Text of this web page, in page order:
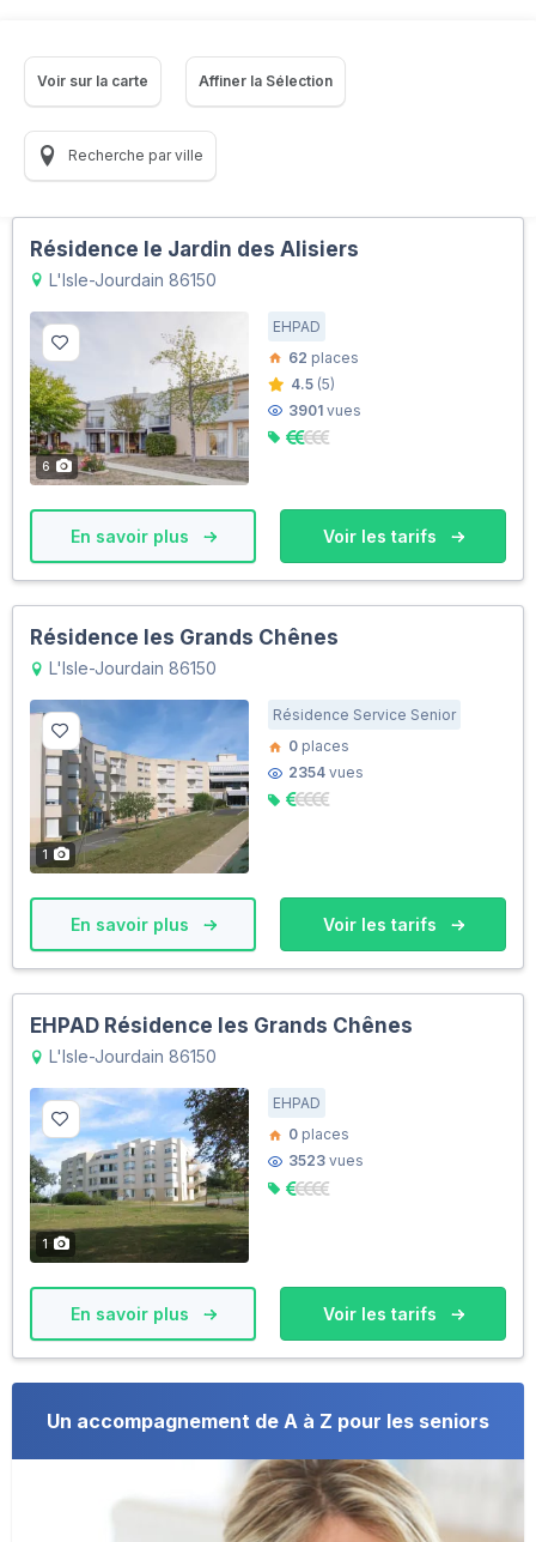
Voir sur la carte Affiner la Sélection
Recherche par ville
Résidence le Jardin des Alisiers
L'Isle-Jourdain 86150
6
EHPAD
62 places
4.5 (5)
3901 vues
En savoir plus Voir les tarifs
Résidence les Grands Chênes
L'Isle-Jourdain 86150
1
Résidence Service Senior
0 places
2354 vues
En savoir plus Voir les tarifs
EHPAD Résidence les Grands Chênes
L'Isle-Jourdain 86150
1
EHPAD
0 places
3523 vues
En savoir plus Voir les tarifs
Un accompagnement de A à Z pour les seniors